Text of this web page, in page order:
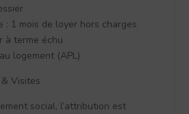
: 1 mois de loyer hors charges
à terme échu
logement (APL)
& Visites
social, l’attribution est